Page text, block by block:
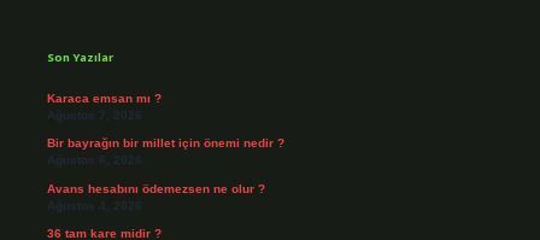
Son Yazılar
Karaca emsan mı ?
Ağustos 7, 2026
Bir bayrağın bir millet için önemi nedir ?
Ağustos 6, 2026
Avans hesabını ödemezsen ne olur ?
Ağustos 4, 2026
36 tam kare midir ?